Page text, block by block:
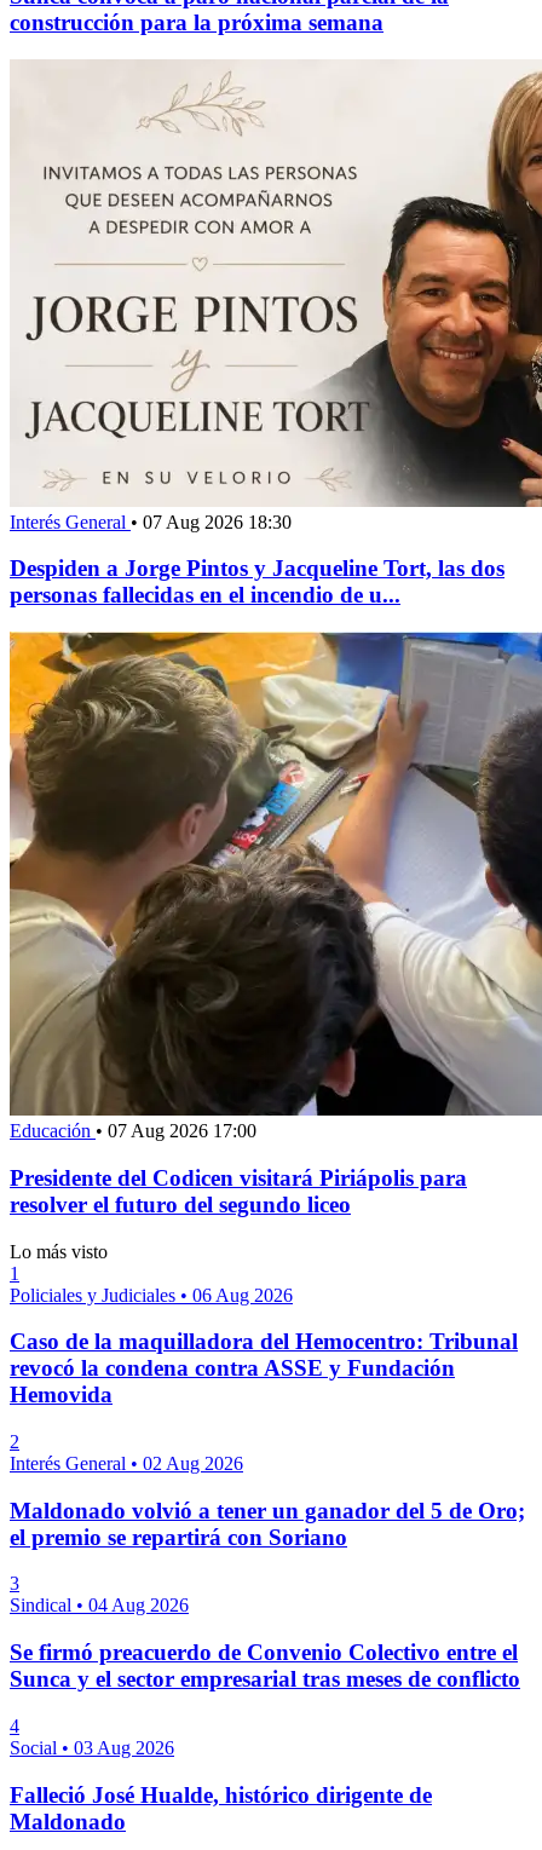
construcción para la próxima semana
Interés General • 07 Aug 2026 18:30
Despiden a Jorge Pintos y Jacqueline Tort, las dos
personas fallecidas en el incendio de u...
Educación • 07 Aug 2026 17:00
Presidente del Codicen visitará Piriápolis para
resolver el futuro del segundo liceo
Lo más visto
1
Policiales y Judiciales • 06 Aug 2026
Caso de la maquilladora del Hemocentro: Tribunal
revocó la condena contra ASSE y Fundación
Hemovida
2
Interés General • 02 Aug 2026
Maldonado volvió a tener un ganador del 5 de Oro;
el premio se repartirá con Soriano
3
Sindical • 04 Aug 2026
Se firmó preacuerdo de Convenio Colectivo entre el
Sunca y el sector empresarial tras meses de conflicto
4
Social • 03 Aug 2026
Falleció José Hualde, histórico dirigente de
Maldonado